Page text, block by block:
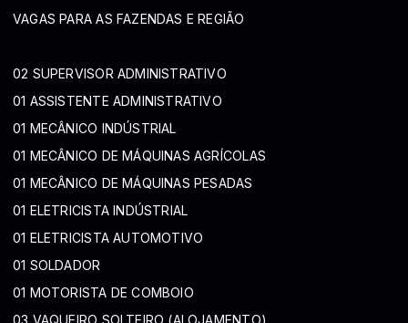
VAGAS PARA AS FAZENDAS E REGIÃO
02 SUPERVISOR ADMINISTRATIVO
01 ASSISTENTE ADMINISTRATIVO
01 MECÂNICO INDÚSTRIAL
01 MECÂNICO DE MÁQUINAS AGRÍCOLAS
01 MECÂNICO DE MÁQUINAS PESADAS
01 ELETRICISTA INDÚSTRIAL
01 ELETRICISTA AUTOMOTIVO
01 SOLDADOR
01 MOTORISTA DE COMBOIO
03 VAQUEIRO SOLTEIRO (ALOJAMENTO)